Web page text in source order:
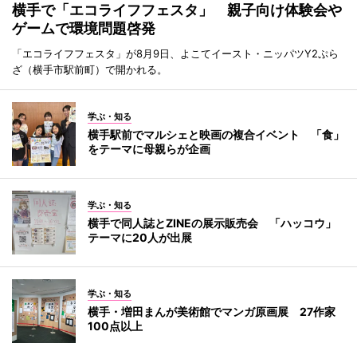
横手で「エコライフフェスタ」 親子向け体験会や
ゲームで環境問題啓発
「エコライフフェスタ」が8月9日、よこてイースト・ニッパツY2ぷら
ざ（横手市駅前町）で開かれる。
学ぶ・知る
横手駅前でマルシェと映画の複合イベント 「食」
をテーマに母親らが企画
学ぶ・知る
横手で同人誌とZINEの展示販売会 「ハッコウ」
テーマに20人が出展
学ぶ・知る
横手・増田まんが美術館でマンガ原画展 27作家
100点以上